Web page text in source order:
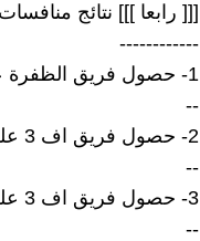
[[[ رابعا ]]] نتائج
------------
1- حصول فريق الظفرة علي المركز الأول بالطير 26 وبزمن 347 و17 ثانية.
--
2- حصول فريق اف 3 علي المركز الثاني بالطير 3 وبزمن 494 و17 ثانية.
--
3- حصول فريق اف 3 علي المركز الثالث بالطير 2 وبزمن 547 و 17 ثانية.
--